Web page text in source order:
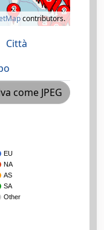
contributors.
Città
come JPEG
EU
NA
AS
SA
Other